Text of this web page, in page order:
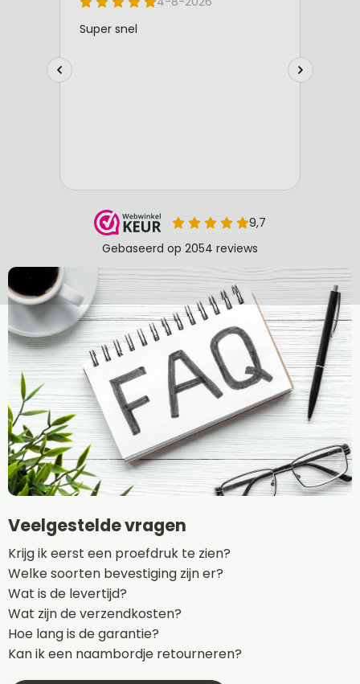
Veelgestelde vragen
Krijg ik eerst een proefdruk te zien?
Welke soorten bevestiging zijn er?
Wat is de levertijd?
Wat zijn de verzendkosten?
Hoe lang is de garantie?
Kan ik een naambordje retourneren?